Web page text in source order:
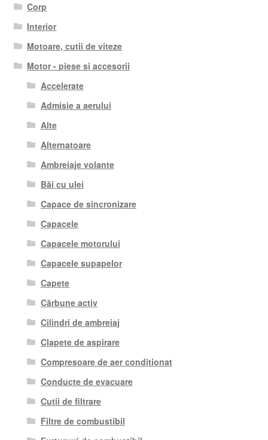
Corp
Interior
Motoare, cutii de viteze
Motor - piese si accesorii
Accelerate
Admisie a aerului
Alte
Alternatoare
Ambreiaje volante
Băi cu ulei
Capace de sincronizare
Capacele
Capacele motorului
Capacele supapelor
Capete
Cărbune activ
Cilindri de ambreiaj
Clapete de aspirare
Compresoare de aer conditionat
Conducte de evacuare
Cutii de filtrare
Filtre de combustibil